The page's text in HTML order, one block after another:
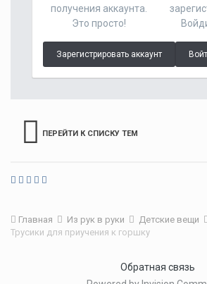
получения аккаунта.
Это просто!
Зарегистрировать аккаунт
ПЕРЕЙТИ К СПИСКУ ТЕМ
Главная Из рук в руки
Детские вещи
Трусики для приучения к горшку
Обратная связь